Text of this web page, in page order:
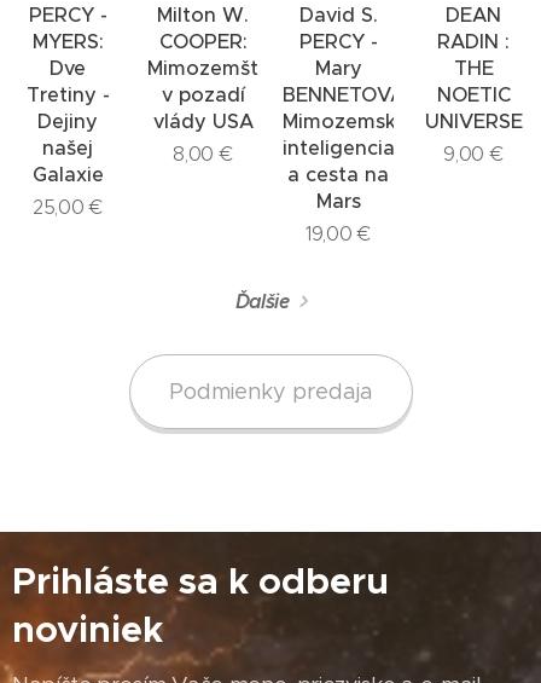
PERCY -
MYERS:
Dve
Tretiny -
Dejiny
našej
Galaxie
25,00 €
Milton W.
COOPER:
Mimozemštania
v pozadí
vlády USA
8,00 €
David S.
PERCY -
Mary
BENNETOVÁ:
Mimozemská
inteligencia
a cesta na
Mars
19,00 €
DEAN
RADIN :
THE
NOETIC
UNIVERSE
9,00 €
Ďalšie
Podmienky predaja
Prihláste sa k odberu
noviniek